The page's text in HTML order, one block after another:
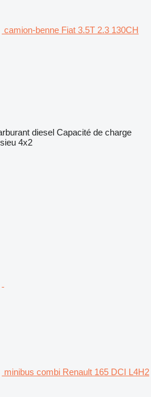
camion-benne Fiat 3.5T 2.3 130CH
diesel Capacité de charge
4x2
minibus combi Renault 165 DCI L4H2